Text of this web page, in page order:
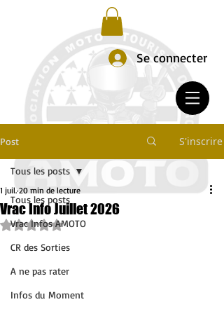
Se connecter
Post S'inscrire
Tous les posts
Vrac Infos AMOTO
CR des Sorties
A ne pas rater
Infos du Moment
Tous les posts
Vrac Info Juillet 2026
1 juil. 20 min de lecture
Noté NaN étoiles sur 5.